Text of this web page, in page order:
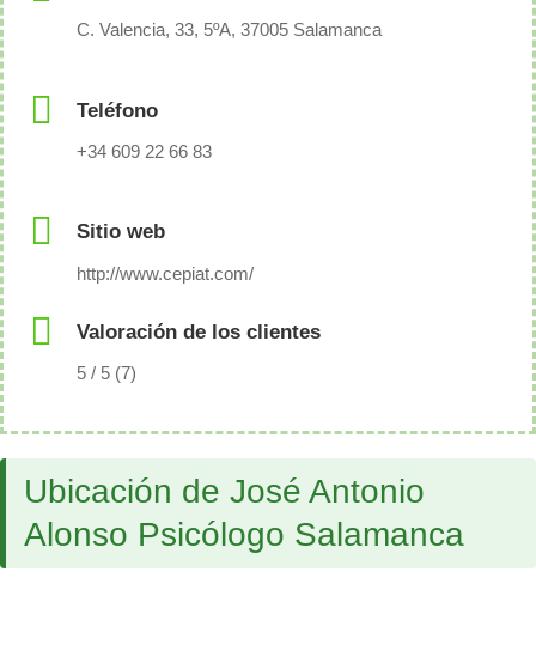
C. Valencia, 33, 5ºA, 37005 Salamanca
Teléfono
+34 609 22 66 83
Sitio web
http://www.cepiat.com/
Valoración de los clientes
5 / 5 (7)
Ubicación de José Antonio
Alonso Psicólogo Salamanca